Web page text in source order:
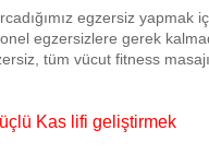
egzersiz yapmak
egzersizlere gerek
tüm vücut fitness
Kas lifi geliştirmek